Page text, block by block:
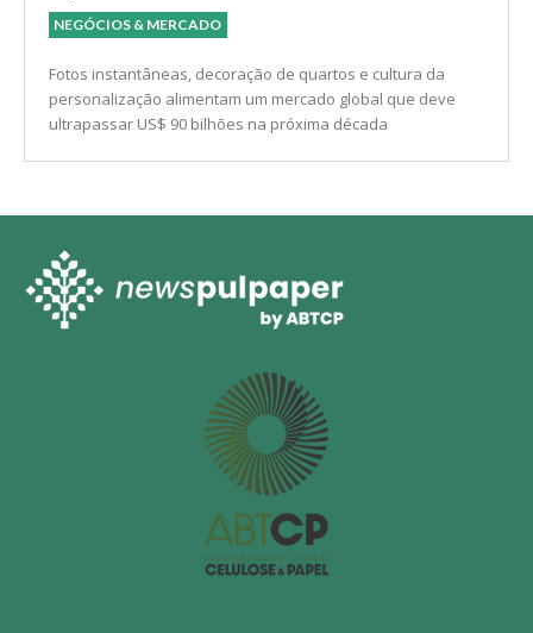
NEGÓCIOS & MERCADO
Fotos instantâneas, decoração de quartos e cultura da
personalização alimentam um mercado global que deve
ultrapassar US$ 90 bilhões na próxima década